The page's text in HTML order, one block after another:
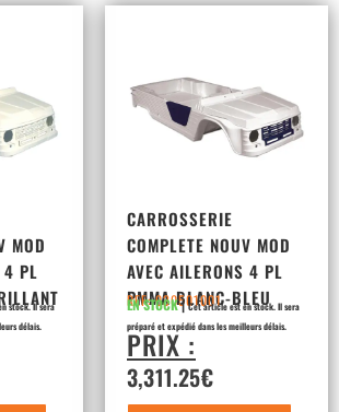
MOD
4 PL
stock. Il sera
délais.
CARROSSERIE
COMPLETE NOUV MOD
AVEC AILERONS 4 PL
PMMA BLANC-BLEU
REF: 030501001
EN STOCK|Cet article est en stock. Il sera
préparé et expédié dans les meilleurs délais.
PRIX :
3,311.25€